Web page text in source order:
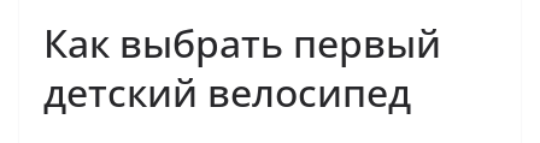
Как выбрать первый
детский велосипед